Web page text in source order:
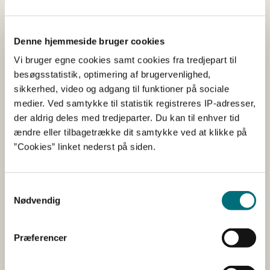
Denne hjemmeside bruger cookies
Vi bruger egne cookies samt cookies fra tredjepart til
besøgsstatistik, optimering af brugervenlighed,
sikkerhed, video og adgang til funktioner på sociale
medier. Ved samtykke til statistik registreres IP-adresser,
der aldrig deles med tredjeparter. Du kan til enhver tid
ændre eller tilbagetrække dit samtykke ved at klikke på
”Cookies” linket nederst på siden.
Nødvendig
Præferencer
højere beløb er afhængig af, at Europa-Kommissionen
godkender en ændring af den danske CAP-plan.
Sådan er de vigtigste ændringer
i vejledningen om
grundbetaling for 2024
slåningsbrak, hvor arealet skal slås mindst én gang i
maj til 31. juli ikke må ske slåning af hensyn til dyrene. Det
afgrødekoder for at fortælle, om du vil slå arealet i
foråret eller om sommeren.